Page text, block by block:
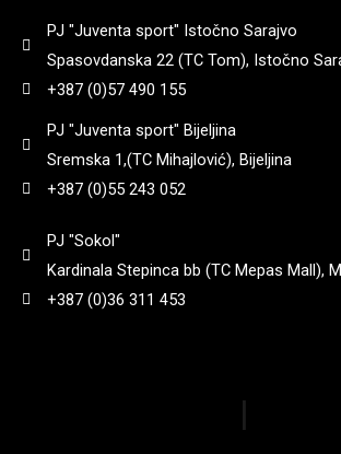
PJ "Juventa sport" Istočno Sarajvo
Spasovdanska 22 (TC Tom), Istočno
+387 (0)57 490 155
PJ "Juventa sport" Bijeljina
Sremska 1,(TC Mihajlović), Bijeljina
+387 (0)55 243 052
PJ "Sokol"
Kardinala Stepinca bb (TC Mepas Mall),
+387 (0)36 311 453
|